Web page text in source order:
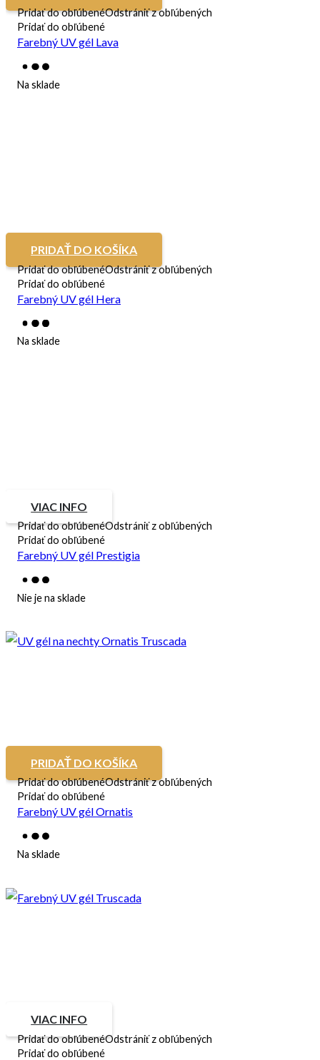
Pridať do obľúbenéOdstrániť z obľúbených
Pridať do obľúbené
Farebný UV gél Lava
Na sklade
PRIDAŤ DO KOŠÍKA
Pridať do obľúbenéOdstrániť z obľúbených
Pridať do obľúbené
Farebný UV gél Hera
Na sklade
VIAC INFO
Pridať do obľúbenéOdstrániť z obľúbených
Pridať do obľúbené
Farebný UV gél Prestigia
Nie je na sklade
PRIDAŤ DO KOŠÍKA
Pridať do obľúbenéOdstrániť z obľúbených
Pridať do obľúbené
Farebný UV gél Ornatis
Na sklade
VIAC INFO
Pridať do obľúbenéOdstrániť z obľúbených
Pridať do obľúbené